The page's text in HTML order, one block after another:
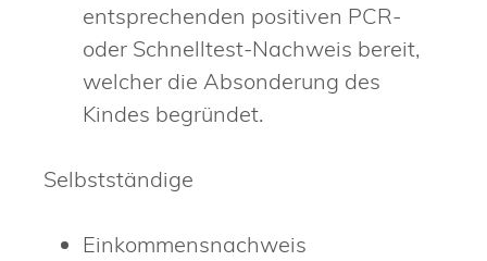
entsprechenden positiven PCR-
oder Schnelltest-Nachweis bereit,
welcher die Absonderung des
Kindes begründet.
Selbstständige
Einkommensnachweis